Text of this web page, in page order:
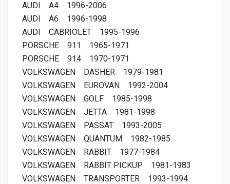
AUDI
A4
1996-2006
AUDI
A6
1996-1998
AUDI
CABRIOLET
1995-1996
PORSCHE
911
1965-1971
PORSCHE
914
1970-1971
VOLKSWAGEN
DASHER
1979-1981
VOLKSWAGEN
EUROVAN
1992-2004
VOLKSWAGEN
GOLF
1985-1998
VOLKSWAGEN
JETTA
1981-1998
VOLKSWAGEN
PASSAT
1993-2005
VOLKSWAGEN
QUANTUM
1982-1985
VOLKSWAGEN
RABBIT
1977-1984
VOLKSWAGEN
RABBIT PICKUP
1981-1983
VOLKSWAGEN
TRANSPORTER
1993-1994